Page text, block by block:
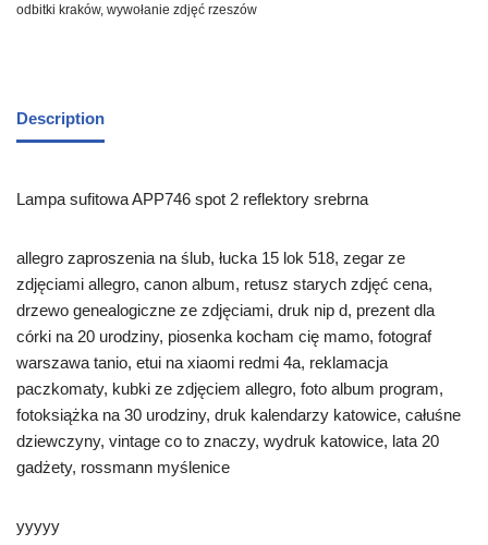
odbitki kraków, wywołanie zdjęć rzeszów
Description
Lampa sufitowa APP746 spot 2 reflektory srebrna
allegro zaproszenia na ślub, łucka 15 lok 518, zegar ze
zdjęciami allegro, canon album, retusz starych zdjęć cena,
drzewo genealogiczne ze zdjęciami, druk nip d, prezent dla
córki na 20 urodziny, piosenka kocham cię mamo, fotograf
warszawa tanio, etui na xiaomi redmi 4a, reklamacja
paczkomaty, kubki ze zdjęciem allegro, foto album program,
fotoksiążka na 30 urodziny, druk kalendarzy katowice, całuśne
dziewczyny, vintage co to znaczy, wydruk katowice, lata 20
gadżety, rossmann myślenice
yyyyy